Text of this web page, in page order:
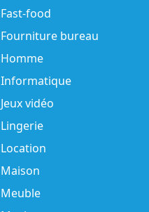
Fast-food
Fourniture bureau
Homme
Informatique
Jeux vidéo
Lingerie
Location
Maison
Meuble